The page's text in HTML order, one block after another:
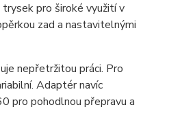
pro široké využití v
zad a nastavitelnými
nepřetržitou práci. Pro
Adaptér navíc
pro pohodlnou přepravu a